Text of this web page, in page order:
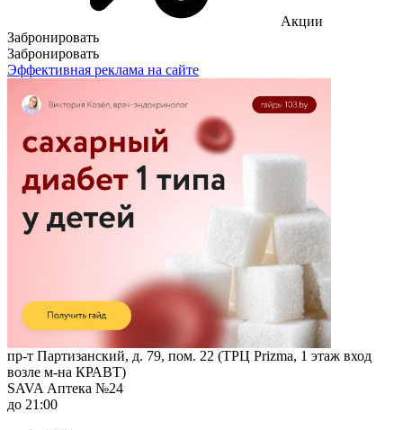
Акции
Забронировать
Забронировать
Эффективная реклама на сайте
пр-т Партизанский, д. 79, пом. 22 (ТРЦ Prizma, 1 этаж вход
возле м-на КРАВТ)
SAVA Аптека №24
до 21:00